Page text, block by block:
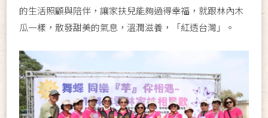
的生活照顧與陪伴，讓家扶兒能夠過得幸福，就跟林內木
瓜一樣，散發甜美的氣息，溫潤滋養，「紅透台灣」。